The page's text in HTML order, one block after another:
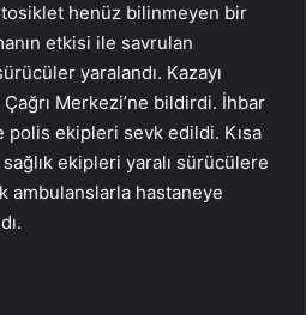
henüz bilinmeyen bir
etkisi ile savrulan
yaralandı. Kazayı
Merkezi’ne bildirdi. İhbar
polis ekipleri sevk edildi. Kısa
ekipleri yaralı sürücülere
ambulanslarla hastaneye